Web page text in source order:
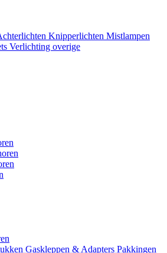
Knipperlichten Mistlampen
Verlichting overige
Gaskleppen & Adapters Pakkingen